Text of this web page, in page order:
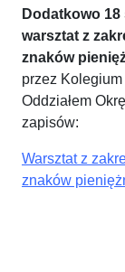
Dodatkowo
warsztat z
znaków
przez
Oddziałem
zapisów:
Warsztat z
znaków